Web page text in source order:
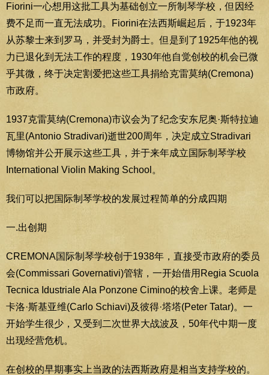
Fiorini一心想用这批工具为基础创立一所制琴学校，但因经
费不足而一直无法成功。Fiorini在法西斯崛起后，于1923年
从苏黎士来到罗马，并受封为爵士。但是到了1925年他的视
力已退化到无法工作的程度，1930年他自觉创校的机会已微
乎其微，终于决定割爱把这些工具捐给克雷莫纳(Cremona)
市政府。
1937克雷莫纳(Cremona)市议会为了纪念安东尼奥·斯特拉迪
瓦里(Antonio Stradivari)逝世200周年，决定成立Stradivari
博物馆并公开展示这些工具，并于来年成立国际制琴学校
International Violin Making School。
我们可以把国际制琴学校的发展过程简单的分成四期
一.出创期
CREMONA国际制琴学校创于1938年，直接受市政府的委员
会(Commissari Governativi)管辖，一开始借用Regia Scuola
Tecnica Idustriale Ala Ponzone Cimino的校舍上课。老师是
卡洛·斯基亚维(Carlo Schiavi)及彼得·塔塔(Peter Tatar)。一
开始学生很少，又受到二次世界大战波及，50年代中期一度
出现经营危机。
在创校的早期事实上当政的法西斯政府是相当支持学校的。